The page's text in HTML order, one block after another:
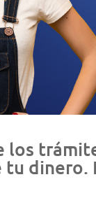
los
tu dinero.